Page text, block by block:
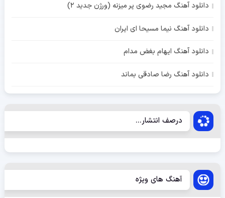
دانلود آهنگ مجید رضوی پر میزنه (ورژن جدید 2)
دانلود آهنگ نیما مسیحا ای ایران
دانلود آهنگ ایهام بغض مدام
دانلود آهنگ رضا صادقی بماند
درصف انتشار...
آهنگ های ویژه